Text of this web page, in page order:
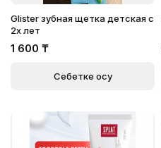
Glister зубная щетка детская с
2х лет
1 600 ₸
Себетке қосу